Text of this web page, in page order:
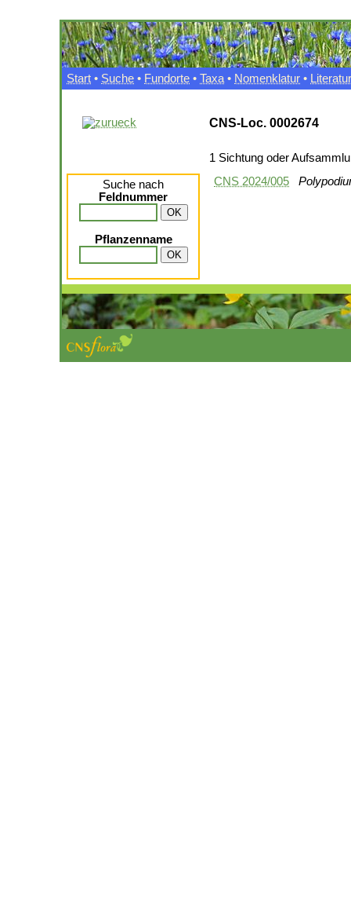
Start • Suche • Fundorte • Taxa • Nomenklatur • Literatur
CNS-Loc. 0002674
1 Sichtung oder
Suche nach
Feldnummer
Pflanzenname
CNS 2024/005